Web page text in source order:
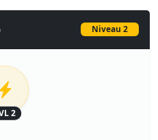
Niveau 2
2